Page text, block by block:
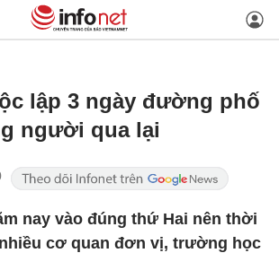
lập 3 ngày đường phố
người qua lại
nay vào đúng thứ Hai nên thời
cơ quan đơn vị, trường học